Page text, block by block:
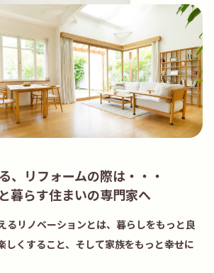
、リフォームの際は・・・
暮らす住まいの専門家へ
るリノベーションとは、暮らしをもっと良
しくすること、そして家族をもっと幸せに